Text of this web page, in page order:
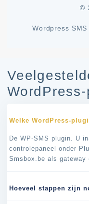
©
Wordpress
Welke WordPress-
De WP-SMS plugin. U
controlepaneel onder
Smsbox.be als gateway
Hoeveel stappen zijn